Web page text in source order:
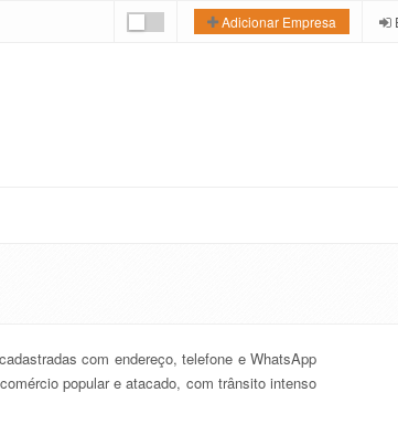
Adicionar Empresa
com endereço, telefone e WhatsApp
popular e atacado, com trânsito intenso